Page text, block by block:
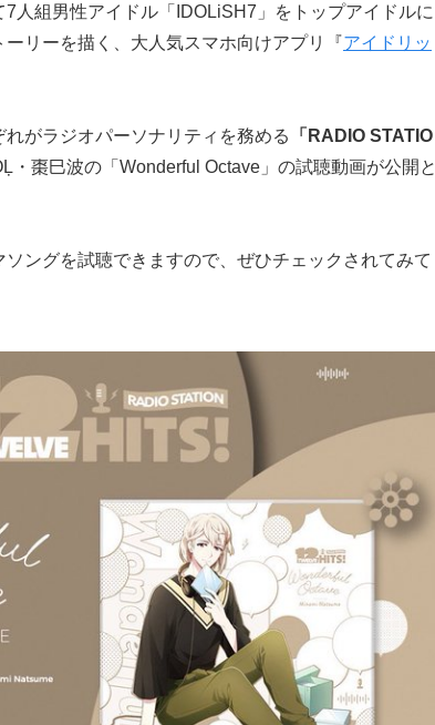
人組男性アイドル「IDOLiSH7」をトップアイドルに
リーを描く、大人気スマホ向けアプリ『アイドリッ
がラジオパーソナリティを務める
「RADIO STATIO
・棗巳波の「Wonderful Octave」の試聴動画が公開と
ングを試聴できますので、ぜひチェックされてみて